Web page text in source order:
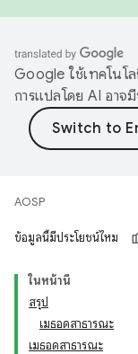
Google ใช้เทคโนโ
การแปลโดย AI อาจ
AOSP
ข้อมูลนี้มีประโยชน์ไหม
ในหน้านี้
สรุป
เมธอดสาธารณะ
เมธอดสาธารณะ